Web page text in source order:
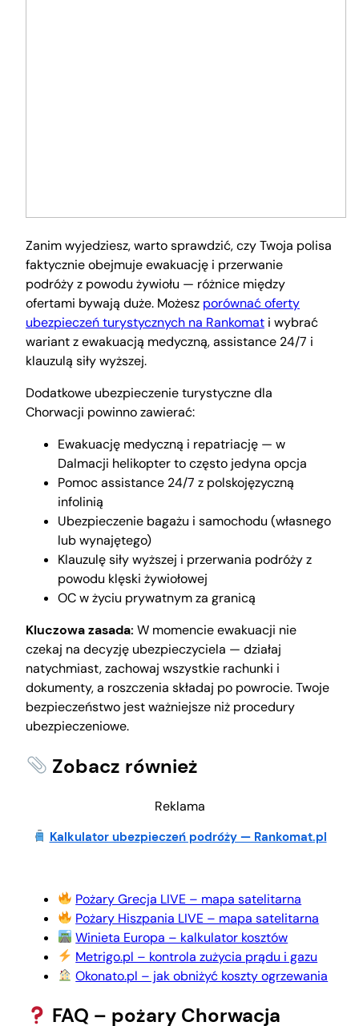
Zanim wyjedziesz, warto sprawdzić, czy Twoja polisa
faktycznie obejmuje ewakuację i przerwanie
podróży z powodu żywiołu — różnice między
ofertami bywają duże. Możesz porównać oferty
ubezpieczeń turystycznych na Rankomat i wybrać
wariant z ewakuacją medyczną, assistance 24/7 i
klauzulą siły wyższej.
Dodatkowe ubezpieczenie turystyczne dla
Chorwacji powinno zawierać:
Ewakuację medyczną i repatriację — w
Dalmacji helikopter to często jedyna opcja
Pomoc assistance 24/7 z polskojęzyczną
infolinią
Ubezpieczenie bagażu i samochodu (własnego
lub wynajętego)
Klauzulę siły wyższej i przerwania podróży z
powodu klęski żywiołowej
OC w życiu prywatnym za granicą
Kluczowa zasada: W momencie ewakuacji nie
czekaj na decyzję ubezpieczyciela — działaj
natychmiast, zachowaj wszystkie rachunki i
dokumenty, a roszczenia składaj po powrocie. Twoje
bezpieczeństwo jest ważniejsze niż procedury
ubezpieczeniowe.
Zobacz również
Reklama
Kalkulator ubezpieczeń podróży — Rankomat.pl
Pożary Grecja LIVE – mapa satelitarna
Pożary Hiszpania LIVE – mapa satelitarna
Winieta Europa – kalkulator kosztów
Metrigo.pl – kontrola zużycia prądu i gazu
Okonato.pl – jak obniżyć koszty ogrzewania
FAQ – pożary Chorwacja